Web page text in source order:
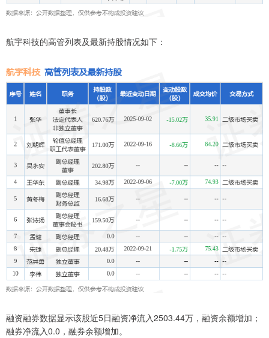
航宇科技的高管列表及最新持股情况如下：
融资融券数据显示该股近5日融资净流入2503.44万，融资余额增加；
融券净流入0.0，融券余额增加。